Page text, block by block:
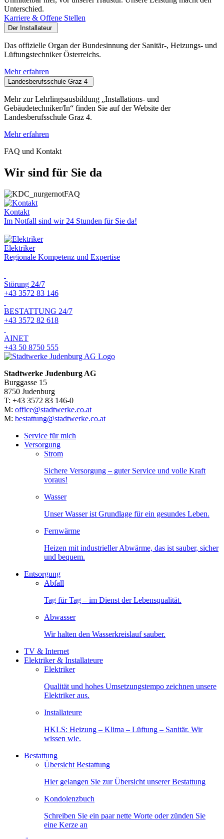
Unterschied.
Karriere & Offene Stellen
Der Installateur
Das offizielle Organ der Bundesinnung der Sanitär-, Heizungs- und
Lüftungstechniker Österreichs.
Mehr erfahren
Landesberufsschule Graz 4
Mehr zur Lehrlingsausbildung „Installations- und
Gebäudetechniker/In“ finden Sie auf der Website der
Landesberufsschule Graz 4.
Mehr erfahren
FAQ und Kontakt
Wir sind für Sie da
Kontakt
Im Notfall sind wir 24 Stunden für Sie da!
Elektriker
Regionale Kompetenz und Expertise
Störung 24/7
+43 3572 83 146
BESTATTUNG 24/7
+43 3572 82 618
AINET
+43 50 8750 555
Stadtwerke Judenburg AG
Burggasse 15
8750 Judenburg
T: +43 3572 83 146-0
M: office@stadtwerke.co.at
M: bestattung@stadtwerke.co.at
Service für mich
Versorgung
Strom
Sichere Versorgung – guter Service und volle Kraft
voraus!
Wasser
Unser Wasser ist Grundlage für ein gesundes Leben.
Fernwärme
Heizen mit industrieller Abwärme, das ist sauber, sicher
und bequem.
Entsorgung
Abfall
Tag für Tag – im Dienst der Lebensqualität.
Abwasser
Wir halten den Wasserkreislauf sauber.
TV & Internet
Elektriker & Installateure
Elektriker
Qualität und hohes Umsetzungstempo zeichnen unsere
Elektriker aus.
Installateure
HKLS: Heizung – Klima – Lüftung – Sanitär. Wir
wissen wie.
Bestattung
Übersicht Bestattung
Hier gelangen Sie zur Übersicht unserer Bestattung
Kondolenzbuch
Schreiben Sie ein paar nette Worte oder zünden Sie
eine Kerze an